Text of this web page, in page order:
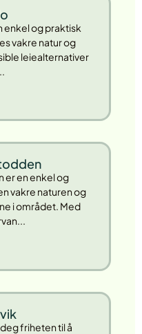
enkel og praktisk
vakre natur og
leiealternativer
er en enkel og
vakre naturen og
i området. Med
friheten til å